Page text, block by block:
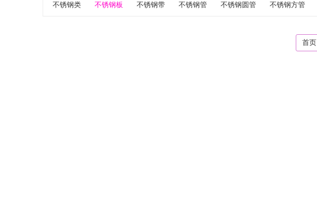
不锈钢类
不锈钢板 不锈钢带 不锈钢管 不锈钢圆管 不锈钢方管
首页